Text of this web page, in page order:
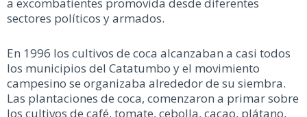
sectores políticos y armados.
En 1996 los cultivos de coca alcanzaban a casi todos
los municipios del Catatumbo y el movimiento
campesino se organizaba alrededor de su siembra.
Las plantaciones de coca, comenzaron a primar sobre
los cultivos de café, tomate, cebolla, cacao, plátano,